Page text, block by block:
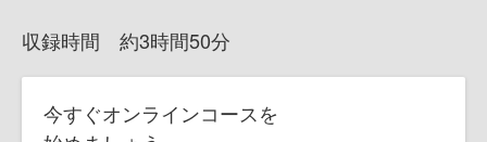
収録時間 約3時間50分
今すぐオンラインコースを